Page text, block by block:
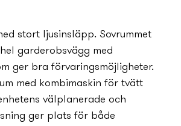
stort ljusinsläpp. Sovrummet
garderobsvägg med
ger bra förvaringsmöjligheter.
med kombimaskin för tvätt
välplanerade och
ger plats för både